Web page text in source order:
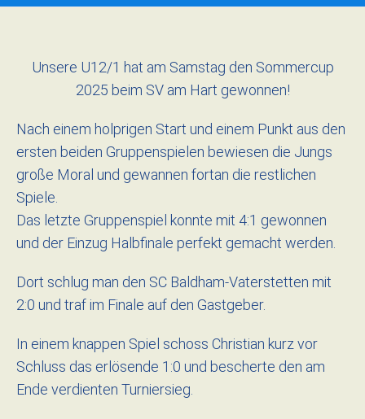
Unsere U12/1 hat am Samstag den Sommercup
2025 beim SV am Hart gewonnen!
Nach einem holprigen Start und einem Punkt aus den
ersten beiden Gruppenspielen bewiesen die Jungs
große Moral und gewannen fortan die restlichen
Spiele.
Das letzte Gruppenspiel konnte mit 4:1 gewonnen
und der Einzug Halbfinale perfekt gemacht werden.
Dort schlug man den SC Baldham-Vaterstetten mit
2:0 und traf im Finale auf den Gastgeber.
In einem knappen Spiel schoss Christian kurz vor
Schluss das erlösende 1:0 und bescherte den am
Ende verdienten Turniersieg.